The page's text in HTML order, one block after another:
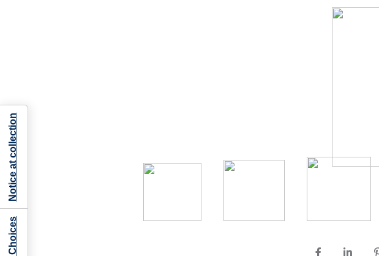
Notice at collection